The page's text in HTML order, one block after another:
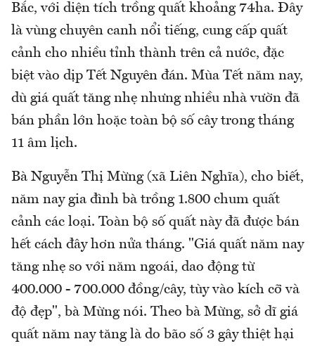
Bắc, với diện tích trồng quất khoảng 74ha. Đây
là vùng chuyên canh nổi tiếng, cung cấp quất
cảnh cho nhiều tỉnh thành trên cả nước, đặc
biệt vào dịp Tết Nguyên đán. Mùa Tết năm nay,
dù giá quất tăng nhẹ nhưng nhiều nhà vườn đã
bán phần lớn hoặc toàn bộ số cây trong tháng
11 âm lịch.
Bà Nguyễn Thị Mừng (xã Liên Nghĩa), cho biết,
năm nay gia đình bà trồng 1.800 chum quất
cảnh các loại. Toàn bộ số quất này đã được bán
hết cách đây hơn nửa tháng. "Giá quất năm nay
tăng nhẹ so với năm ngoái, dao động từ
400.000 - 700.000 đồng/cây, tùy vào kích cỡ và
độ đẹp", bà Mừng nói. Theo bà Mừng, sở dĩ giá
quất năm nay tăng là do bão số 3 gây thiệt hại